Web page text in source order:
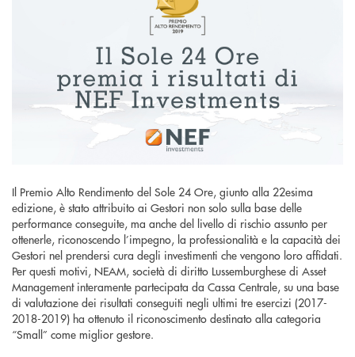
Il Premio Alto Rendimento del Sole 24 Ore, giunto alla 22esima
edizione, è stato attribuito ai Gestori non solo sulla base delle
performance conseguite, ma anche del livello di rischio assunto per
ottenerle, riconoscendo l’impegno, la professionalità e la capacità dei
Gestori nel prendersi cura degli investimenti che vengono loro affidati.
Per questi motivi, NEAM, società di diritto Lussemburghese di Asset
Management interamente partecipata da Cassa Centrale, su una base
di valutazione dei risultati conseguiti negli ultimi tre esercizi (2017-
2018-2019) ha ottenuto il riconoscimento destinato alla categoria
“Small” come miglior gestore.